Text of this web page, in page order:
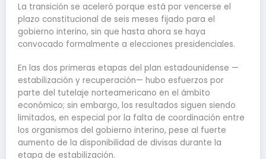
La transición se aceleró porque está por vencerse el
plazo constitucional de seis meses fijado para el
gobierno interino, sin que hasta ahora se haya
convocado formalmente a elecciones presidenciales.
En las dos primeras etapas del plan estadounidense —
estabilización y recuperación— hubo esfuerzos por
parte del tutelaje norteamericano en el ámbito
económico; sin embargo, los resultados siguen siendo
limitados, en especial por la falta de coordinación entre
los organismos del gobierno interino, pese al fuerte
aumento de la disponibilidad de divisas durante la
etapa de estabilización.